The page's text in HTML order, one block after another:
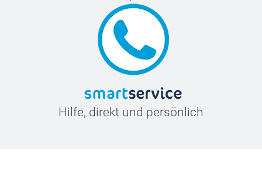
Hilfe, direkt und persönlich